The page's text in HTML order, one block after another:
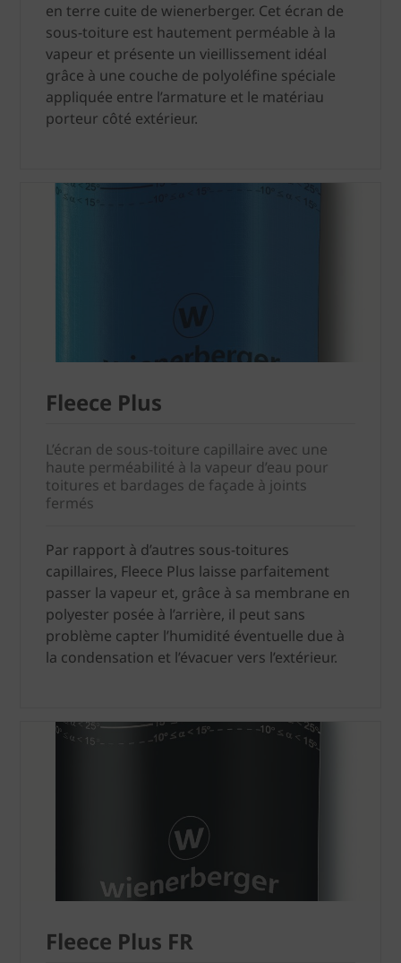
en terre cuite de wienerberger. Cet écran de
sous-toiture est hautement perméable à la
vapeur et présente un vieillissement idéal
grâce à une couche de polyoléfine spéciale
appliquée entre l’armature et le matériau
porteur côté extérieur.
Fleece Plus
L’écran de sous-toiture capillaire avec une
haute perméabilité à la vapeur d’eau pour
toitures et bardages de façade à joints
fermés
Par rapport à d’autres sous-toitures
capillaires, Fleece Plus laisse parfaitement
passer la vapeur et, grâce à sa membrane en
polyester posée à l’arrière, il peut sans
problème capter l’humidité éventuelle due à
la condensation et l’évacuer vers l’extérieur.
Fleece Plus FR